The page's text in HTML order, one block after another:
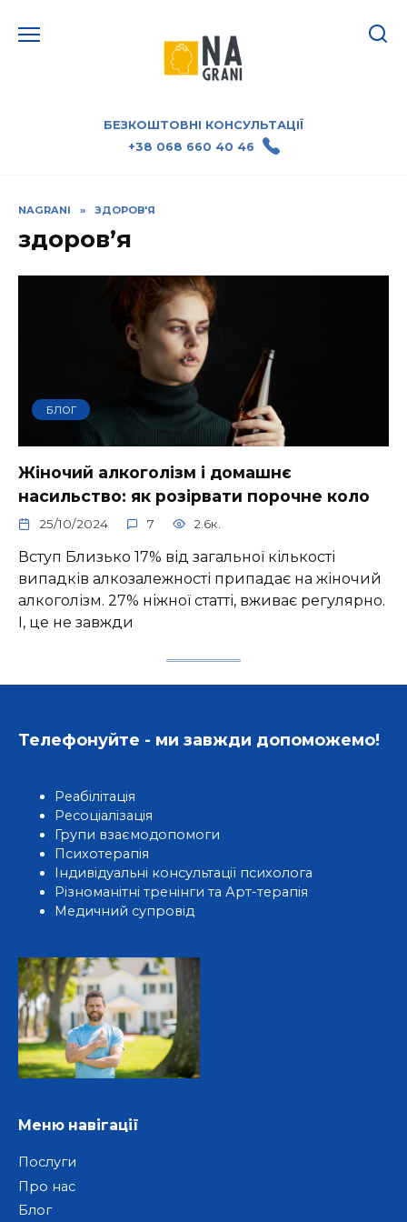
БЕЗКОШТОВНІ КОНСУЛЬТАЦІЇ
+38 068 660 40 46
NAGRANI » ЗДОРОВ'Я
здоров’я
БЛОГ
Жіночий алкоголізм і домашнє
насильство: як розірвати порочне коло
25/10/2024 7 2.6к.
Вступ Близько 17% від загальної кількості
випадків алкозалежності припадає на жіночий
алкоголізм. 27% ніжної статті, вживає регулярно.
І, це не завжди
Телефонуйте - ми завжди допоможемо!
Реабілітація
Ресоціалізація
Групи взаємодопомоги
Психотерапія
Індивідуальні консультації психолога
Різноманітні тренінги та Арт-терапія
Медичний супровід
Меню навігації
Послуги
Про нас
Блог